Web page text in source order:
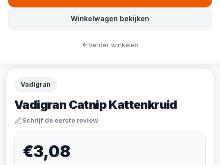
Vadigran
Vadigran Catnip Kattenkruid
Schrijf de eerste review
€3,08
Winkelwagen bekijken
Verder winkelen